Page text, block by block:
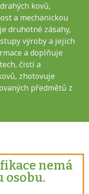
kovů,
a mechanickou
druhotné zásahy,
výroby a jejich
a doplňuje
čistí a
zhotovuje
předmětů z
nemá
osobu.